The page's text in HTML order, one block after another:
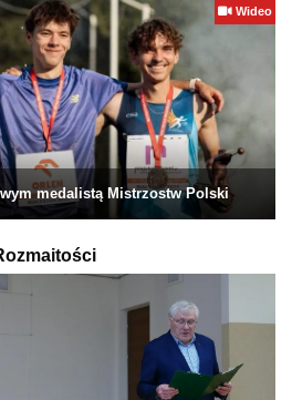
Wideo
medalistą Mistrzostw Polski